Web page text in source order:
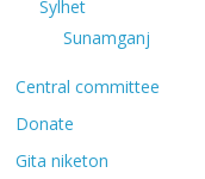
Sylhet
Sunamganj
Central committee
Donate
Gita niketon